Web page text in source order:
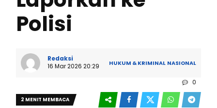
Polisi
Redaksi
16 Mar 2026 20:29
HUKUM & KRIMINAL NASIONAL
0
2 MENIT MEMBACA